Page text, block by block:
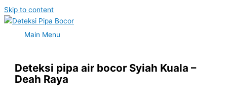
Skip to content
Main Menu
Deteksi pipa air bocor Syiah Kuala –
Deah Raya